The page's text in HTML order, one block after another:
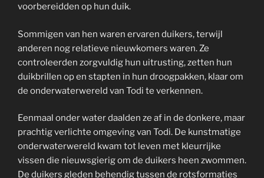
voorbereidden op hun duik.
Sommigen van hen waren ervaren duikers, terwijl
anderen nog relatieve nieuwkomers waren. Ze
controleerden zorgvuldig hun uitrusting, zetten hun
duikbrillen op en stapten in hun droogpakken, klaar om
de onderwaterwereld van Todi te verkennen.
Eenmaal onder water daalden ze af in de donkere, maar
prachtig verlichte omgeving van Todi. De kunstmatige
onderwaterwereld kwam tot leven met kleurrijke
vissen die nieuwsgierig om de duikers heen zwommen.
De duikers gleden behendig tussen de rotsformaties